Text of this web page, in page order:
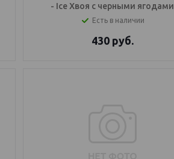
- Ice Хвоя с черными ягодами
Есть в наличии
430руб.